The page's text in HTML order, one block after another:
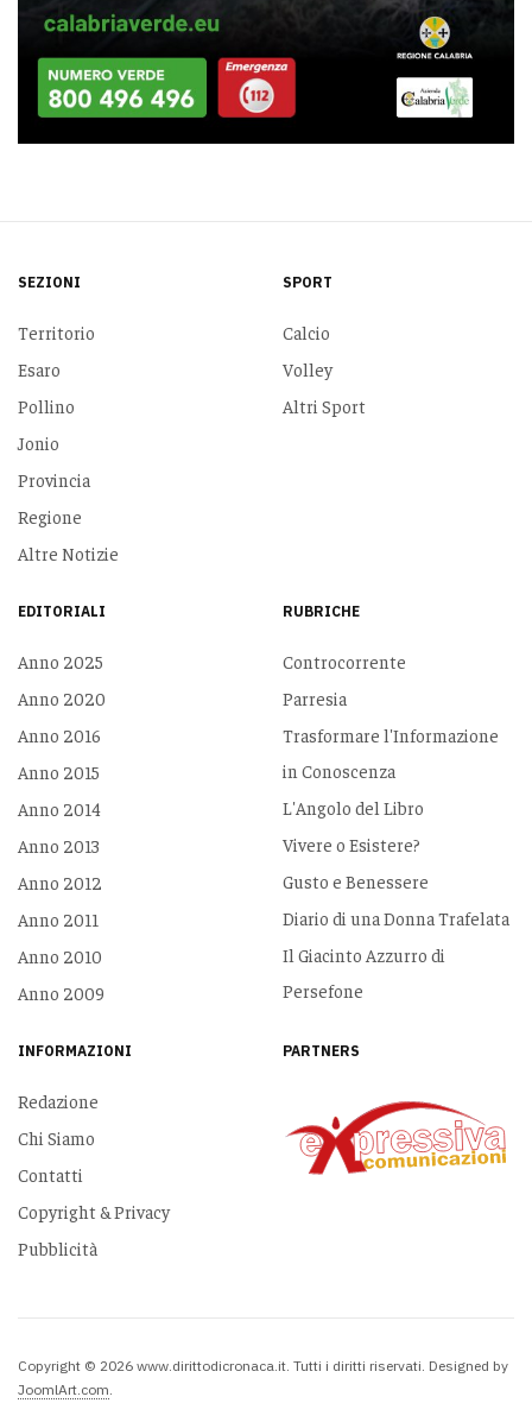
SEZIONI
Territorio
Esaro
Pollino
Jonio
Provincia
Regione
Altre Notizie
SPORT
Calcio
Volley
Altri Sport
EDITORIALI
Anno 2025
Anno 2020
Anno 2016
Anno 2015
Anno 2014
Anno 2013
Anno 2012
Anno 2011
Anno 2010
Anno 2009
RUBRICHE
Controcorrente
Parresia
Trasformare l'Informazione
in Conoscenza
L'Angolo del Libro
Vivere o Esistere?
Gusto e Benessere
Diario di una Donna Trafelata
Il Giacinto Azzurro di
Persefone
INFORMAZIONI
Redazione
Chi Siamo
Contatti
Copyright & Privacy
Pubblicità
PARTNERS
Copyright © 2026 www.dirittodicronaca.it. Tutti i diritti riservati. Designed by
JoomlArt.com.